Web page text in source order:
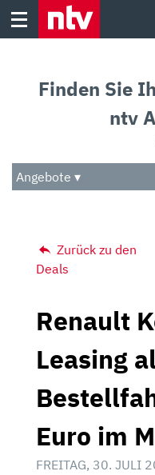
Skip
Audio
Das Beste
Finden Sie
ntv
Angebote ▾
Zurück zu den
Deals
Renault
Leasing
Euro im
FREITAG, 30. JULI